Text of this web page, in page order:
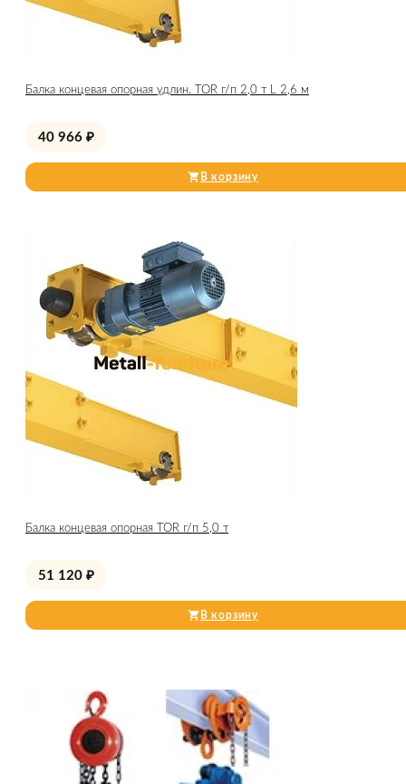
Балка концевая опорная удлин. TOR г/п 2,0 т L 2,6 м
40 966 ₽
В корзину
Балка концевая опорная TOR г/п 5,0 т
51 120 ₽
В корзину